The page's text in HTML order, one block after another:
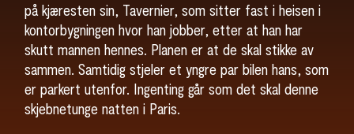
SØK
på kjæresten sin, Tavernier, som sitter fast i heisen i
kontorbygningen hvor han jobber, etter at han har
skutt mannen hennes. Planen er at de skal stikke av
sammen. Samtidig stjeler et yngre par bilen hans, som
er parkert utenfor. Ingenting går som det skal denne
skjebnetunge natten i Paris.